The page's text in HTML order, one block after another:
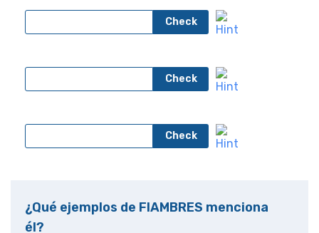
Check
Check
Check
¿Qué ejemplos de FIAMBRES menciona
él?